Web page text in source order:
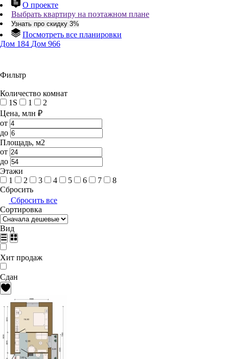
О проекте
Выбрать квартиру на поэтажном плане
Узнать про скидку 3%
Посмотреть все планировки
Дом 184 Дом 966
Фильтр
Количество комнат
1S
1
2
Цена, млн ₽
от
до
Площадь, м2
от
до
Этажи
1
2 3 4 5 6 7
8
Сбросить
Сбросить все
Сортировка
Вид
Хит продаж
Сдан